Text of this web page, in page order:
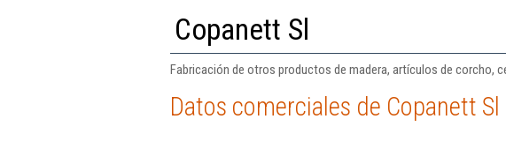
Copanett Sl
Fabricación de otros productos de madera, artículos de corcho,
Datos comerciales de Copanett Sl